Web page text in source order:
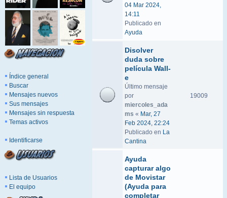
Índice general
Buscar
Mensajes nuevos
Sus mensajes
Mensajes sin respuesta
Temas activos
Identificarse
Lista de Usuarios
El equipo
04 Mar 2024,
14:11
Publicado en
Ayuda
Disolver
duda sobre
película Wall-
e
Último mensaje
por
miercoles_ada
ms « Mar, 27
Feb 2024, 22:24
Publicado en La
Cantina
19009
Ayuda
capturar algo
de Movistar
(Ayuda para
completar